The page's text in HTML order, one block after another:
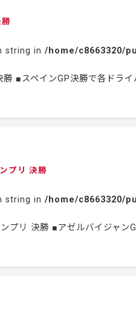
string in /home/c8663320/
■スペインGP決勝で各ドラ
プリ 決勝
string in /home/c8663320/
プリ 決勝 ■アゼルバイジャ